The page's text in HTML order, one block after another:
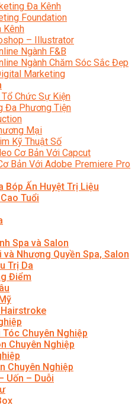
Đa Kênh
Foundation
Kênh
– Illustrator
Ngành F&B
Ngành Chăm Sóc Sắc Đẹp
Marketing
Chức Sự Kiện
Đa Phương Tiện
Mại
Kỹ Thuật Số
Cơ Bản Với Capcut
Bản Với Adobe Premiere Pro
Bóp Ấn Huyệt Trị Liệu
Tuổi
Spa và Salon
và Nhượng Quyền Spa, Salon
Trị Da
Điểm
Hairstroke
Tóc Chuyên Nghiệp
Chuyên Nghiệp
Chuyên Nghiệp
Uốn – Duỗi